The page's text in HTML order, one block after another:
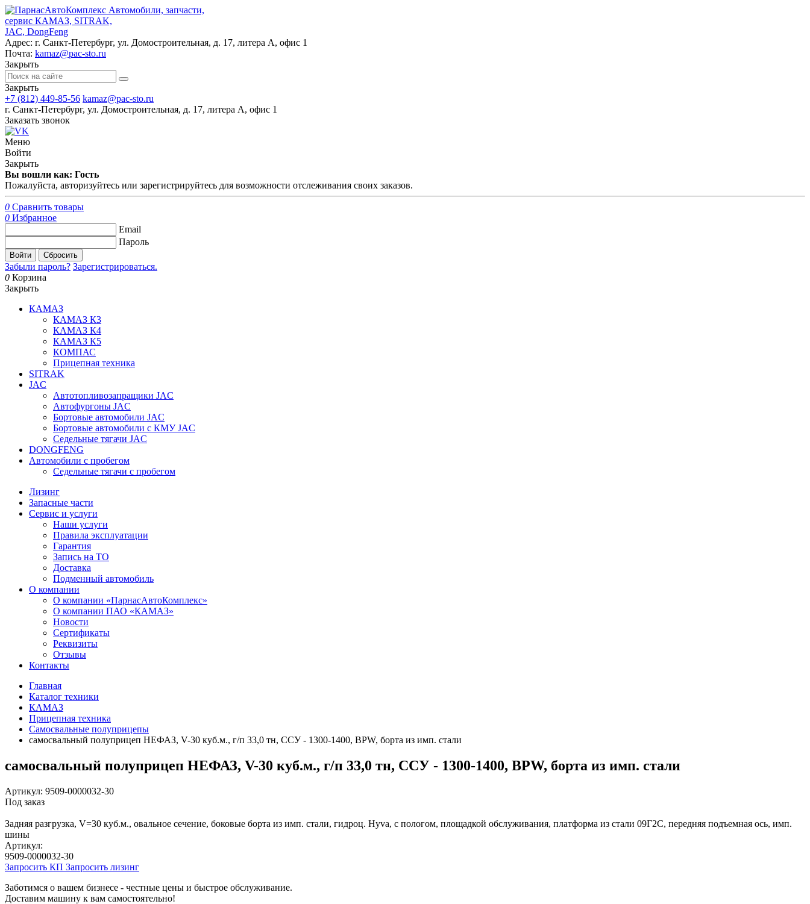
Автомобили, запчасти,
сервис КАМАЗ, SITRAK,
JAC, DongFeng
Адрес: г. Санкт-Петербург, ул. Домостроительная, д. 17, литера А, офис 1
Почта: kamaz@pac-sto.ru
Закрыть
Закрыть
+7 (812) 449-85-56 kamaz@pac-sto.ru
г. Санкт-Петербург, ул. Домостроительная, д. 17, литера А, офис 1
Заказать звонок
Меню
Войти
Закрыть
Вы вошли как: Гость
Пожалуйста, авторизуйтесь или зарегистрируйтесь для возможности отслеживания своих заказов.
0 Сравнить товары
0 Избранное
Email
Пароль
Войти Сбросить
Забыли пароль? Зарегистрироваться.
0 Корзина
Закрыть
КАМАЗ
КАМАЗ К3
КАМАЗ К4
КАМАЗ К5
КОМПАС
Прицепная техника
SITRAK
JAC
Автотопливозапращики JAC
Автофургоны JAC
Бортовые автомобили JAC
Бортовые автомобили с КМУ JAC
Седельные тягачи JAC
DONGFENG
Автомобили с пробегом
Седельные тягачи с пробегом
Лизинг
Запасные части
Сервис и услуги
Наши услуги
Правила эксплуатации
Гарантия
Запись на ТО
Доставка
Подменный автомобиль
О компании
О компании «ПарнасАвтоКомплекс»
О компании ПАО «КАМАЗ»
Новости
Сертификаты
Реквизиты
Отзывы
Контакты
Главная
Каталог техники
КАМАЗ
Прицепная техника
Самосвальные полуприцепы
самосвальный полуприцеп НЕФАЗ, V-30 куб.м., г/п 33,0 тн, ССУ - 1300-1400, BPW, борта из имп. стали
самосвальный полуприцеп НЕФАЗ, V-30 куб.м., г/п 33,0 тн, ССУ - 1300-1400, BPW, борта из имп. стали
Артикул: 9509-0000032-30
Под заказ
Задняя разгрузка, V=30 куб.м., овальное сечение, боковые борта из имп. стали, гидроц. Hyva, с пологом, площадкой обслуживания, платформа из стали 09Г2С, передняя подъемная ось, имп.
шины
Артикул:
9509-0000032-30
Запросить КП Запросить лизинг
Заботимся о вашем бизнесе - честные цены и быстрое обслуживание.
Доставим машину к вам самостоятельно!